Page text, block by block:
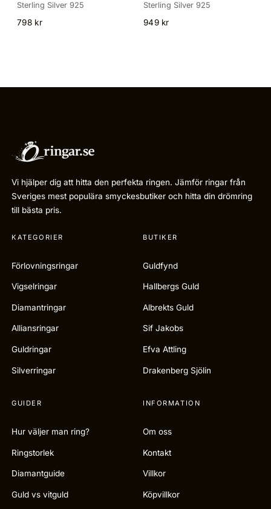
Sterling Silver 925
798 kr
Sterling Silver 925
949 kr
Vi hjälper dig att hitta den perfekta ringen. Jämför ringar från
Sveriges mest populära smyckesbutiker och hitta din drömring
till bästa pris.
KATEGORIER
Förlovningsringar
Vigselringar
Diamantringar
Alliansringar
Guldringar
Silverringar
BUTIKER
Guldfynd
Hallbergs Guld
Albrekts Guld
Sif Jakobs
Efva Attling
Drakenberg Sjölin
GUIDER
Hur väljer man ring?
Ringstorlek
Diamantguide
Guld vs vitguld
INFORMATION
Om oss
Kontakt
Villkor
Köpvillkor